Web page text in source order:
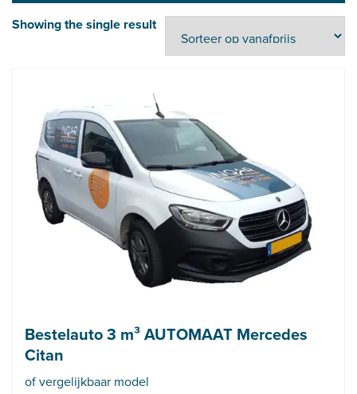
Showing the single result
Bestelauto 3 m³ AUTOMAAT Mercedes
Citan
of vergelijkbaar model